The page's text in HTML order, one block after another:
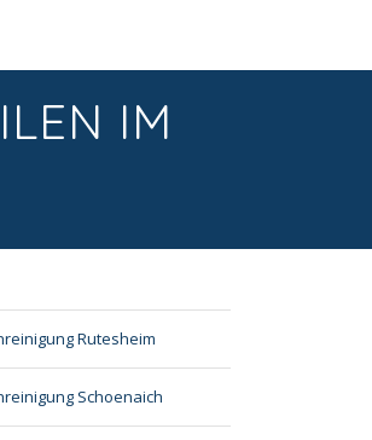
IM
Rutesheim
Schoenaich